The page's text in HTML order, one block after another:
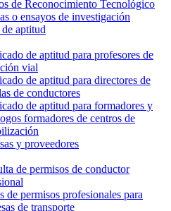
de Reconocimiento Tecnológico
o ensayos de investigación
aptitud
de aptitud para profesores de
vial
de aptitud para directores de
de conductores
de aptitud para formadores y
formadores de centros de
y proveedores
de permisos de conductor
de permisos profesionales para
de transporte